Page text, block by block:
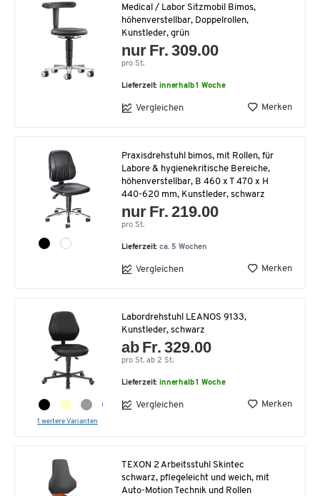
Medical / Labor Sitzmobil Bimos,
höhenverstellbar, Doppelrollen,
Kunstleder, grün
nur Fr. 309.00
pro St.
Lieferzeit:innerhalb 1 Woche
Vergleichen Merken
Praxisdrehstuhl bimos, mit Rollen, für
Labore & hygienekritische Bereiche,
höhenverstellbar, B 460 x T 470 x H
440-620 mm, Kunstleder, schwarz
nur Fr. 219.00
pro St.
Lieferzeit:ca. 5 Wochen
Vergleichen Merken
1 weitere Varianten
Labordrehstuhl LEANOS 9133,
Kunstleder, schwarz
ab Fr. 329.00
pro St. ab 2 St.
Lieferzeit:innerhalb 1 Woche
Vergleichen Merken
TEXON 2 Arbeitsstuhl Skintec
schwarz, pflegeleicht und weich, mit
Auto-Motion Technik und Rollen